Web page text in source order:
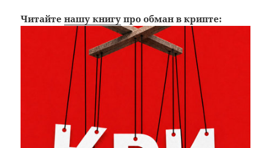
Читайтенашу книгу про обман в крипте: